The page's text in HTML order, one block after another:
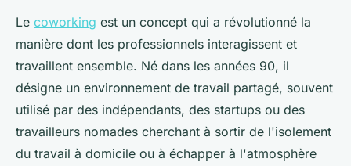
Le coworking est un concept qui a révolutionné la
manière dont les professionnels interagissent et
travaillent ensemble. Né dans les années 90, il
désigne un environnement de travail partagé, souvent
utilisé par des indépendants, des startups ou des
travailleurs nomades cherchant à sortir de l'isolement
du travail à domicile ou à échapper à l'atmosphère